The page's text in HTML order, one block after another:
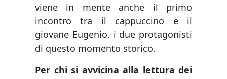
viene in mente anche il primo
incontro tra il cappuccino e il
giovane Eugenio, i due protagonisti
di questo momento storico.
Per chi si avvicina alla lettura dei